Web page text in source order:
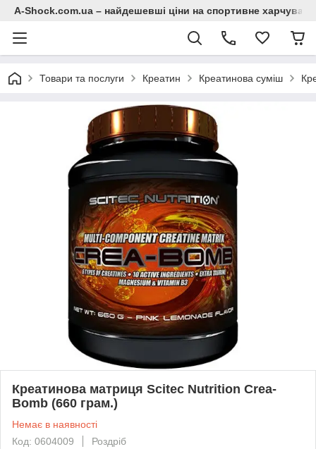
A-Shock.com.ua – найдешевші ціни на спортивне
Товари та послуги Креатин Креатинова суміш
Креатинова матриця Scitec Nutrition Crea-
Bomb (660 грам.)
Немає в наявності
Код: 0604009
Роздріб